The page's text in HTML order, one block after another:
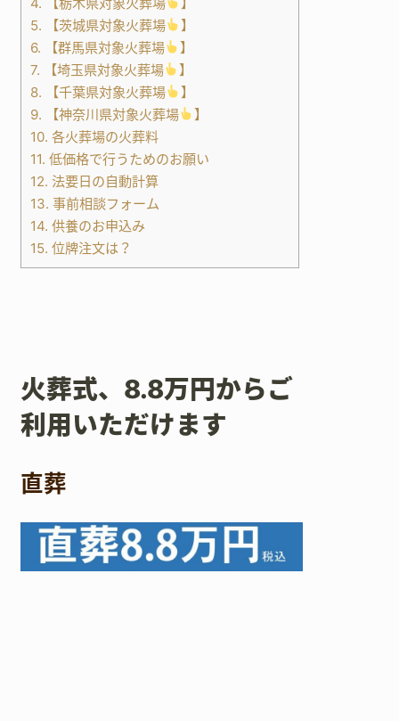
5. 【茨城県対象火葬場
】
6. 【群馬県対象火葬場
】
7. 【埼玉県対象火葬場
】
8. 【千葉県対象火葬場
】
9. 【神奈川県対象火葬場
】
10. 各火葬場の火葬料
11. 低価格で行うためのお願い
12. 法要日の自動計算
13. 事前相談フォーム
14. 供養のお申込み
15. 位牌注文は？
火葬式、8.8万円からご
利用いただけます
直葬